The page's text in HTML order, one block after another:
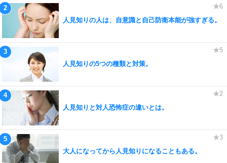
人見知りの人は、自意識と自己防衛本能が強すぎる。
人見知りの5つの種類と対策。
人見知りと対人恐怖症の違いとは。
大人になってから人見知りになることもある。